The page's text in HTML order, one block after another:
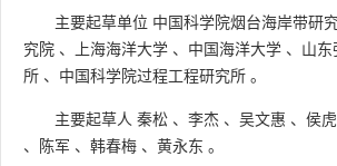
主要起草单位 中国科学院烟台海岸带研
究院 、 上海海洋大学 、 中国海洋大学 、 山东
所 、 中国科学院过程工程研究所 。
主要起草人 秦松 、 李杰 、 吴文惠 、 侯虎
、
陈军 、 韩春梅 、 黄永东 。